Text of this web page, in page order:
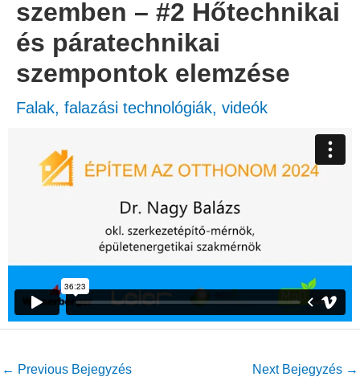
szemben – #2 Hőtechnikai
és páratechnikai
szempontok elemzése
Falak, falazási technológiák, videók
← Previous Bejegyzés Next Bejegyzés →